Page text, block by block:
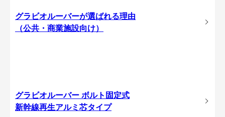
グラビオルーバーが選ばれる理由
（公共・商業施設向け）
グラビオルーバー ボルト固定式
新幹線再生アルミ芯タイプ